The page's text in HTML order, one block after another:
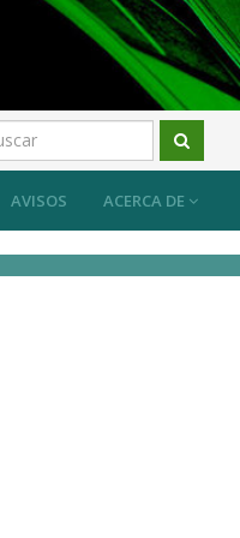
AVISOS ACERCA DE